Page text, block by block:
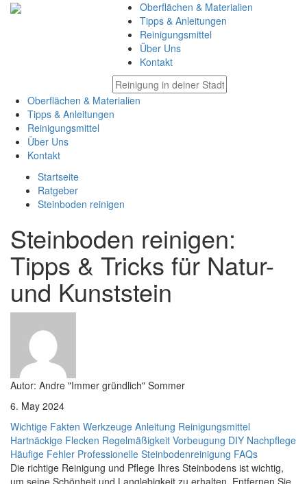
Oberflächen & Materialien
Tipps & Anleitungen
Reinigungsmittel
Über Uns
Kontakt
Oberflächen & Materialien
Tipps & Anleitungen
Reinigungsmittel
Über Uns
Kontakt
Startseite
Ratgeber
Steinboden reinigen
Steinboden reinigen:
Tipps & Tricks für Natur-
und Kunststein
Autor: Andre "Immer gründlich" Sommer
6. May 2024
Wichtige Fakten Werkzeuge Anleitung Reinigungsmittel
Hartnäckige Flecken Regelmäßigkeit Vorbeugung DIY Nachpflege
Häufige Fehler Professionelle Steinbodenreinigung FAQs
Die richtige Reinigung und Pflege Ihres Steinbodens ist wichtig,
um seine Schönheit und Langlebigkeit zu erhalten. Entfernen Sie